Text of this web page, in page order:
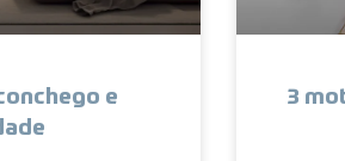
e
3